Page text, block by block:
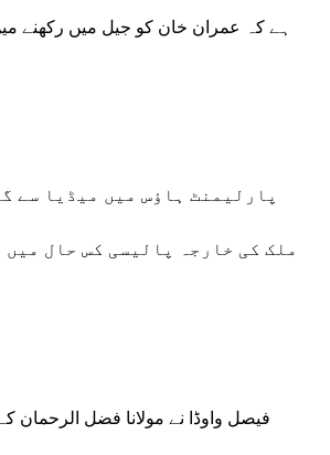
ہے کہ عمران خان کو جیل میں رکھنے
پارلیمنٹ ہاؤس میں میڈیا سے
ملک کی خارجہ پالیسی کس حال